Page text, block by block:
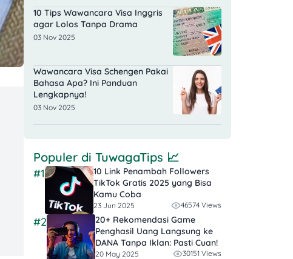
10 Tips Wawancara Visa Inggris
agar Lolos Tanpa Drama
03 Nov 2025
Wawancara Visa Schengen Pakai
Bahasa Apa? Ini Panduan
Lengkapnya!
03 Nov 2025
Populer di TuwagaTips 📈
#1
10 Link Penambah Followers
TikTok Gratis​ 2025 yang Bisa
Kamu Coba
23 Jun 2025 46574 Views
#2
20+ Rekomendasi Game
Penghasil Uang Langsung ke
DANA Tanpa Iklan​: Pasti Cuan!
20 May 2025 30151 Views